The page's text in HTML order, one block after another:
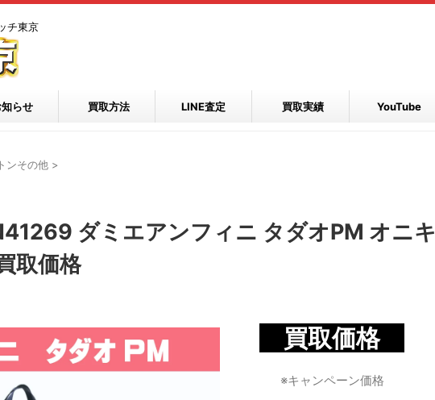
チ東京
知らせ 買取方法 LINE査定 買取実績 YouTube
ンその他 >
ダミエアンフィニ タダオPM オニキ
取価格
買取価格
※キャンペーン価格